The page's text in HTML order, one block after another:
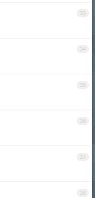
33
34
35
36
37
38